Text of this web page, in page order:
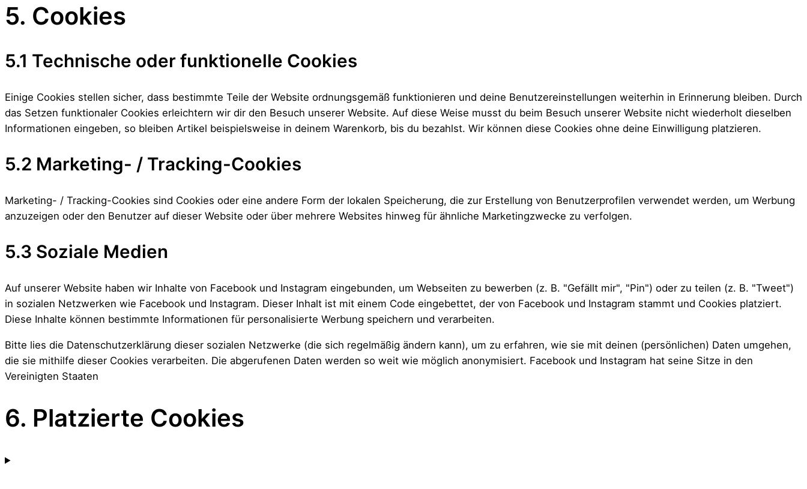
5. Cookies
5.1 Technische oder funktionelle Cookies
Einige Cookies stellen sicher, dass bestimmte Teile der Website ordnungsgemäß funktionieren und deine Benutzereinstellungen weiterhin in Erinnerung bleiben. Durch
das Setzen funktionaler Cookies erleichtern wir dir den Besuch unserer Website. Auf diese Weise musst du beim Besuch unserer Website nicht wiederholt dieselben
Informationen eingeben, so bleiben Artikel beispielsweise in deinem Warenkorb, bis du bezahlst. Wir können diese Cookies ohne deine Einwilligung platzieren.
5.2 Marketing- / Tracking-Cookies
Marketing- / Tracking-Cookies sind Cookies oder eine andere Form der lokalen Speicherung, die zur Erstellung von Benutzerprofilen verwendet werden, um Werbung
anzuzeigen oder den Benutzer auf dieser Website oder über mehrere Websites hinweg für ähnliche Marketingzwecke zu verfolgen.
5.3 Soziale Medien
Auf unserer Website haben wir Inhalte von Facebook und Instagram eingebunden, um Webseiten zu bewerben (z. B. "Gefällt mir", "Pin") oder zu teilen (z. B. "Tweet")
in sozialen Netzwerken wie Facebook und Instagram. Dieser Inhalt ist mit einem Code eingebettet, der von Facebook und Instagram stammt und Cookies platziert.
Diese Inhalte können bestimmte Informationen für personalisierte Werbung speichern und verarbeiten.
Bitte lies die Datenschutzerklärung dieser sozialen Netzwerke (die sich regelmäßig ändern kann), um zu erfahren, wie sie mit deinen (persönlichen) Daten umgehen,
die sie mithilfe dieser Cookies verarbeiten. Die abgerufenen Daten werden so weit wie möglich anonymisiert. Facebook und Instagram hat seine Sitze in den
Vereinigten Staaten
6. Platzierte Cookies